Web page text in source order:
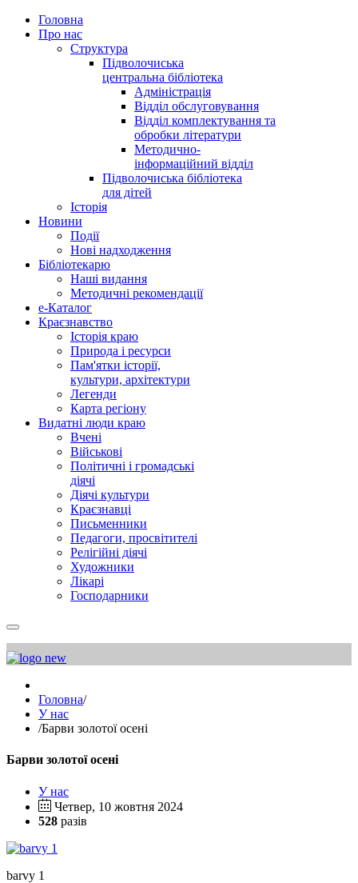
Головна
Про нас
Структура
Підволочиська
центральна бібліотека
Адміністрація
Відділ обслуговування
Відділ комплектування та
обробки літератури
Методично-
інформаційний відділ
Підволочиська бібліотека
для дітей
Історія
Новини
Події
Нові надходження
Бібліотекарю
Наші видання
Методичні рекомендації
e-Каталог
Краєзнавство
Історія краю
Природа і ресурси
Пам'ятки історії,
культури, архітектури
Легенди
Карта регіону
Видатні люди краю
Вчені
Військові
Політичні і громадські
діячі
Діячі культури
Краєзнавці
Письменники
Педагоги, просвітителі
Релігійні діячі
Художники
Лікарі
Господарники
Головна/
У нас
/Барви золотої осені
Барви золотої осені
У нас
Четвер, 10 жовтня 2024
528 разів
barvy 1